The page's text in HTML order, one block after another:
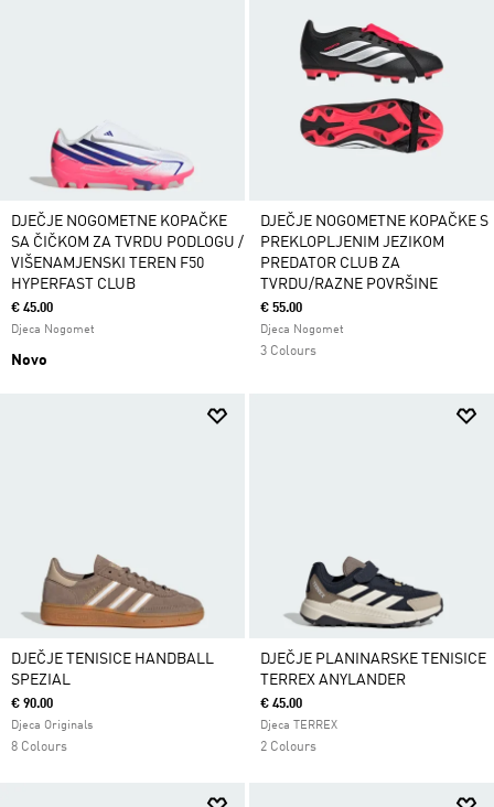
DJEČJE NOGOMETNE KOPAČKE
SA ČIČKOM ZA TVRDU PODLOGU /
VIŠENAMJENSKI TEREN F50
HYPERFAST CLUB
€ 45.00
Djeca Nogomet
Novo
DJEČJE NOGOMETNE KOPAČKE S
PREKLOPLJENIM JEZIKOM
PREDATOR CLUB ZA
TVRDU/RAZNE POVRŠINE
€ 55.00
Djeca Nogomet
3 Colours
DJEČJE TENISICE HANDBALL
SPEZIAL
€ 90.00
Djeca Originals
8 Colours
DJEČJE PLANINARSKE TENISICE
TERREX ANYLANDER
€ 45.00
Djeca TERREX
2 Colours